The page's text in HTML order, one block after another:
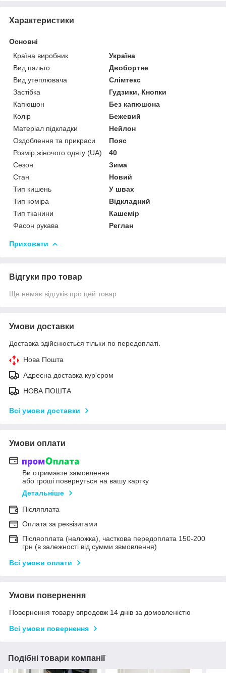
Характеристики
Основні
Країна виробник
Україна
Вид пальто
Двобортне
Вид утеплювача
Слімтекс
Застібка
Гудзики, Кнопки
Капюшон
Без капюшона
Колір
Бежевий
Матеріал підкладки
Нейлон
Оздоблення та прикраси
Пояс
Розмір жіночого одягу (UA)
40
Сезон
Зима
Стан
Новий
Тип кишень
У швах
Тип коміра
Відкладний
Тип тканини
Кашемір
Фасон рукава
Реглан
Приховати
Відгуки про товар
Ще немає відгуків про цей товар
Умови доставки
Доставка здійснюється тільки по передоплаті.
Нова Пошта
Адресна доставка кур'єром
НОВА ПОШТА
Всі умови доставки
Умови оплати
Ви отримаєте замовлення
або гроші повернуться на вашу картку
Детальніше
Післяплата
Оплата за реквізитами
Післяоплата (наложка), часткова передоплата 150-200
грн (в залежності від сумми звмовлення)
Всі умови оплати
Умови повернення
Повернення товару впродовж 14 днів за домовленістю
Всі умови повернення
Подібні товари компанії